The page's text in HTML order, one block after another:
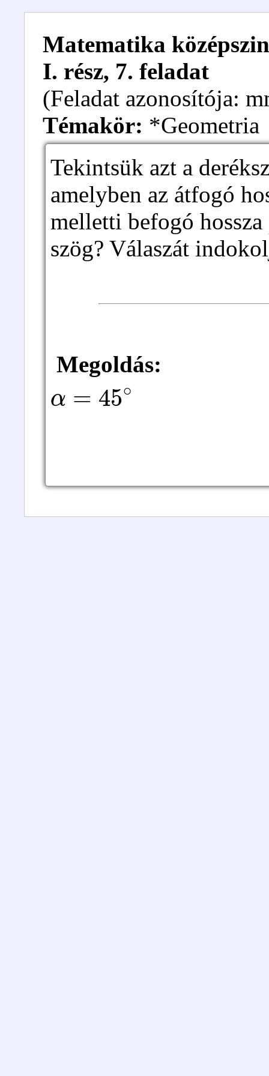
Matematika
I. rész, 7. feladat
(Feladat azonosítója:
Témakör: *Geometria
Tekintsük azt a
amelyben az átfogó
melletti befogó
szög? Válaszát
Megoldás:
45∘